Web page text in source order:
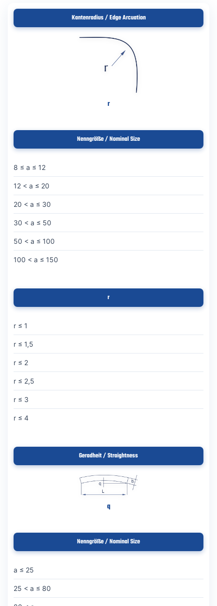
Kantenradius / Edge Arcuation
r
Nenngröße / Nominal Size
8 ≤ a ≤ 12
12 < a ≤ 20
20 < a ≤ 30
30 < a ≤ 50
50 < a ≤ 100
100 < a ≤ 150
r
r ≤ 1
r ≤ 1,5
r ≤ 2
r ≤ 2,5
r ≤ 3
r ≤ 4
Geradheit / Straightness
q
Nenngröße / Nominal Size
a ≤ 25
25 < a ≤ 80